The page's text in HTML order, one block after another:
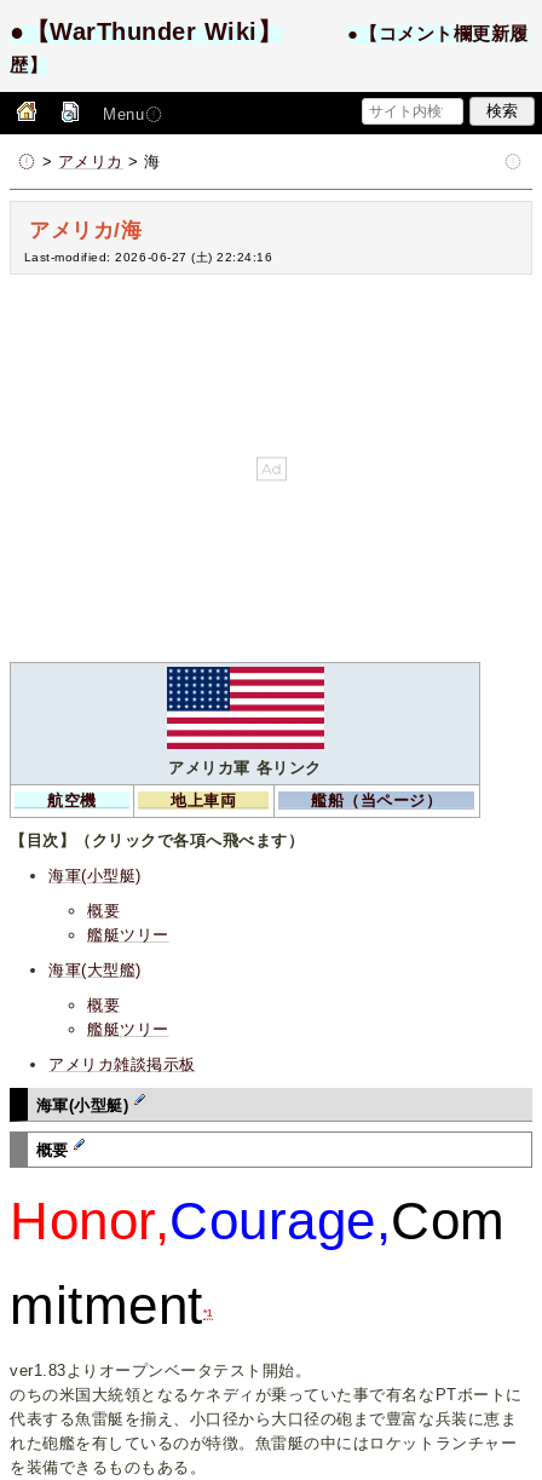
●【WarThunder Wiki】
●【コメント欄更新履
歴】
Menu
> アメリカ > 海
アメリカ/海
Last-modified: 2026-06-27 (土) 22:24:16
アメリカ軍 各リンク
航空機
地上車両 艦船（当ページ）
【目次】（クリックで各項へ飛べます）
海軍(小型艇)
概要
艦艇ツリー
海軍(大型艦)
概要
艦艇ツリー
アメリカ雑談掲示板
海軍(小型艇)
概要
Honor,Courage,Com
mitment*1
ver1.83よりオープンベータテスト開始。
のちの米国大統領となるケネディが乗っていた事で有名なPTボートに
代表する魚雷艇を揃え、小口径から大口径の砲まで豊富な兵装に恵ま
れた砲艦を有しているのが特徴。魚雷艇の中にはロケットランチャー
を装備できるものもある。